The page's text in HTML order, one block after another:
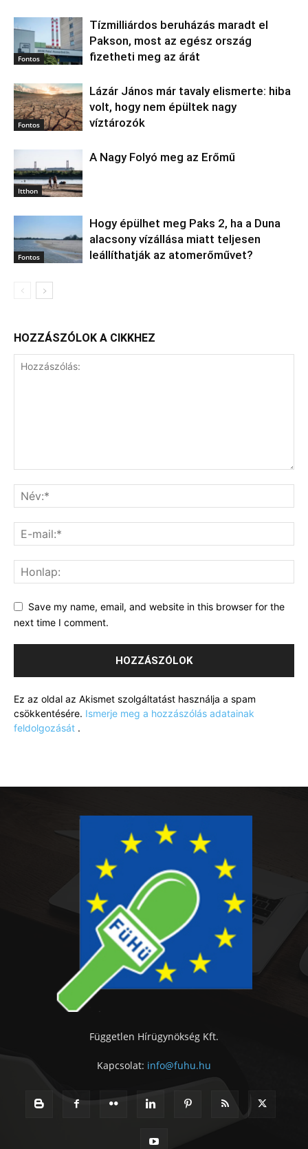
Fontos
Tízmilliárdos beruházás maradt el
Pakson, most az egész ország
fizetheti meg az árát
Fontos
Lázár János már tavaly elismerte: hiba
volt, hogy nem épültek nagy
víztározók
Itthon
A Nagy Folyó meg az Erőmű
Fontos
Hogy épülhet meg Paks 2, ha a Duna
alacsony vízállása miatt teljesen
leállíthatják az atomerőművet?
HOZZÁSZÓLOK A CIKKHEZ
Save my name, email, and website in this browser for the
next time I comment.
Ez az oldal az Akismet szolgáltatást használja a spam
csökkentésére. Ismerje meg a hozzászólás adatainak
feldolgozását .
Független Hírügynökség Kft.
Kapcsolat: info@fuhu.hu